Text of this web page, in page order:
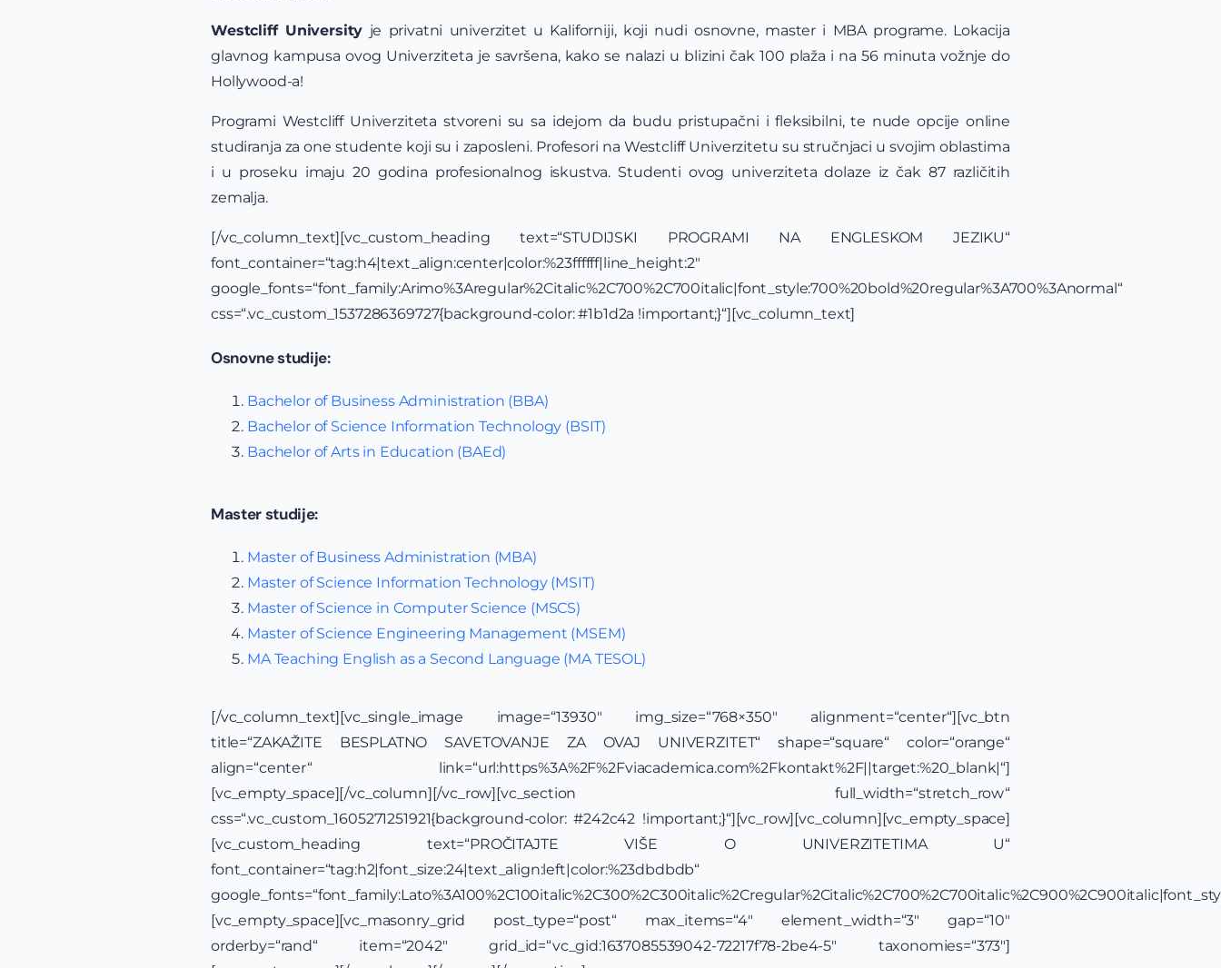
Westcliff University je privatni univerzitet u Kaliforniji, koji nudi osnovne, master i MBA programe. Lokacija
glavnog kampusa ovog Univerziteta je savršena, kako se nalazi u blizini čak 100 plaža i na 56 minuta vožnje do
Hollywood-a!
Programi Westcliff Univerziteta stvoreni su sa idejom da budu pristupačni i fleksibilni, te nude opcije online
studiranja za one studente koji su i zaposleni. Profesori na Westcliff Univerzitetu su stručnjaci u svojim oblastima
i u proseku imaju 20 godina profesionalnog iskustva. Studenti ovog univerziteta dolaze iz čak 87 različitih
zemalja.
[/vc_column_text][vc_custom_heading text=“STUDIJSKI PROGRAMI NA ENGLESKOM JEZIKU“
font_container=“tag:h4|text_align:center|color:%23ffffff|line_height:2″
google_fonts=“font_family:Arimo%3Aregular%2Citalic%2C700%2C700italic|font_style:700%20bold%20regular%3A700%3Anormal“
css=“.vc_custom_1537286369727{background-color: #1b1d2a !important;}“][vc_column_text]
Osnovne studije:
Bachelor of Business Administration (BBA)
Bachelor of Science Information Technology (BSIT)
Bachelor of Arts in Education (BAEd)
Master studije:
Master of Business Administration (MBA)
Master of Science Information Technology (MSIT)
Master of Science in Computer Science (MSCS)
Master of Science Engineering Management (MSEM)
MA Teaching English as a Second Language (MA TESOL)
[/vc_column_text][vc_single_image image=“13930″ img_size=“768×350″ alignment=“center“][vc_btn
title=“ZAKAŽITE BESPLATNO SAVETOVANJE ZA OVAJ UNIVERZITET“ shape=“square“ color=“orange“
align=“center“ link=“url:https%3A%2F%2Fviacademica.com%2Fkontakt%2F||target:%20_blank|“]
[vc_empty_space][/vc_column][/vc_row][vc_section full_width=“stretch_row“
css=“.vc_custom_1605271251921{background-color: #242c42 !important;}“][vc_row][vc_column][vc_empty_space]
[vc_custom_heading text=“PROČITAJTE VIŠE O UNIVERZITETIMA U“
font_container=“tag:h2|font_size:24|text_align:left|color:%23dbdbdb“
[vc_empty_space][vc_masonry_grid post_type=“post“ max_items=“4″ element_width=“3″ gap=“10″
orderby=“rand“ item=“2042″ grid_id=“vc_gid:1637085539042-72217f78-2be4-5″ taxonomies=“373″]